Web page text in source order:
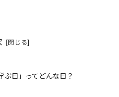
ぶ日」ってどんな日？